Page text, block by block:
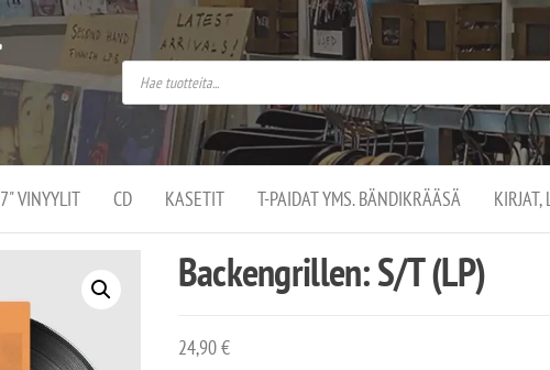
Stupido
Market –
verkossa
ja
kivijalassa
Stupido Market on
vaihtoehtomusaan
erikoistunut
verkko- sekä
kivijalkakauppa
Helsingissä
Kallion
7" VINYYLIT CD KASETIT T-PAIDAT YMS. BÄNDIKRÄÄSÄ KIRJAT,
Backengrillen: S/T (LP)
24,90€